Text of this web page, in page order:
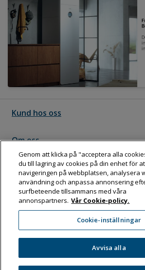
Kund hos oss
Om oss
Följ Dahl
Dahl Sverige AB
Box 11076, 161 11
Tel:08-583 595 00
Genom att klicka på "acceptera alla
du till lagring av cookies på din enhet för
navigeringen på webbplatsen, analysera
användning och anpassa annonsering
surfbeteende tillsammans med våra
annonspartners. Vår Cookie-policy.
Cookie-inställningar
Avvisa alla